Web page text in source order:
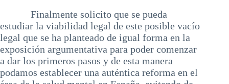
Finalmente solicito que se pueda
estudiar la viabilidad legal de este posible vacío
legal que se ha planteado de igual forma en la
exposición argumentativa para poder comenzar
a dar los primeros pasos y de esta manera
podamos establecer una auténtica reforma en el